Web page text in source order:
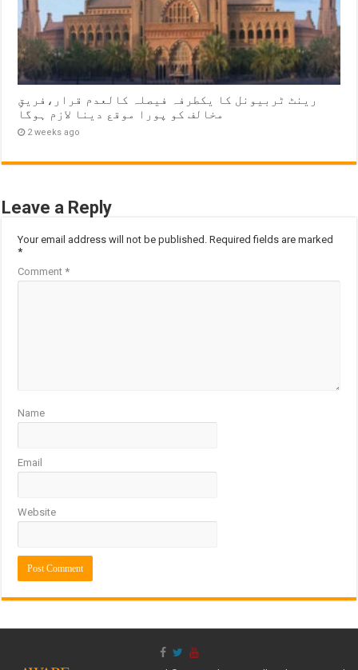
رینٹ ٹربیونل کا یکطرفہ فیصلہ کالعدم قرار،فریقِ
مخالف کو پورا موقع دینا لازم ہوگا
2 weeks ago
Leave a Reply
Your email address will not be published. Required fields are marked
*
Comment*
Name
Email
Website